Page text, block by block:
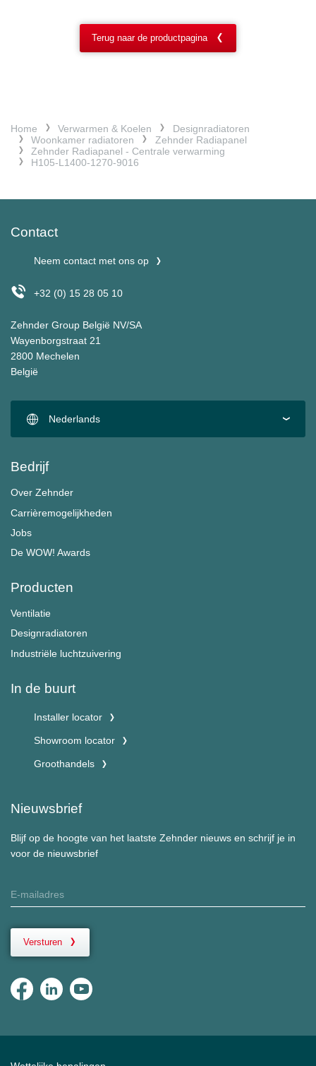
Terug naar de productpagina
Home Verwarmen & Koelen
Designradiatoren
Woonkamer radiatoren
Zehnder Radiapanel
Zehnder Radiapanel - Centrale verwarming
H105-L1400-1270-9016
Contact
Neem contact met ons op
+32 (0) 15 28 05 10
Zehnder Group België NV/SA
Wayenborgstraat 21
2800 Mechelen
België
Nederlands
Bedrijf
Over Zehnder
Carrièremogelijkheden
Jobs
De WOW! Awards
Producten
Ventilatie
Designradiatoren
Industriële luchtzuivering
In de buurt
Installer locator
Showroom locator
Groothandels
Nieuwsbrief
Blijf op de hoogte van het laatste Zehnder nieuws en schrijf je in
voor de nieuwsbrief
Versturen